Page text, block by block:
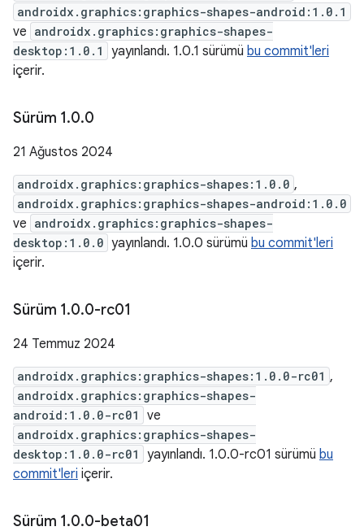
androidx.graphics:graphics-shapes-android:1.0.1
ve androidx.graphics:graphics-shapes-
desktop:1.0.1
yayınlandı. 1.0.1 sürümü bu commit'leri
içerir.
Sürüm 1.0.0
21 Ağustos 2024
androidx.graphics:graphics-shapes:1.0.0 ,
androidx.graphics:graphics-shapes-android:1.0.0
ve androidx.graphics:graphics-shapes-
desktop:1.0.0 yayınlandı. 1.0.0 sürümü bu commit'leri
içerir.
Sürüm 1.0.0-rc01
24 Temmuz 2024
androidx.graphics:graphics-shapes:1.0.0-rc01 ,
androidx.graphics:graphics-shapes-
android:1.0.0-rc01
ve
androidx.graphics:graphics-shapes-
desktop:1.0.0-rc01
yayınlandı. 1.0.0-rc01 sürümü bu
commit'leri içerir.
Sürüm 1.0.0-beta01